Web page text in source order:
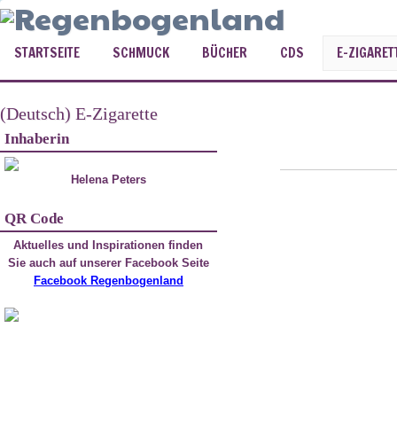
STARTSEITE SCHMUCK BÜCHER CDS E-
(Deutsch) E-Zigarette
Inhaberin
Helena Peters
QR Code
Aktuelles und Inspirationen finden
Sie auch auf unserer Facebook Seite
Facebook Regenbogenland